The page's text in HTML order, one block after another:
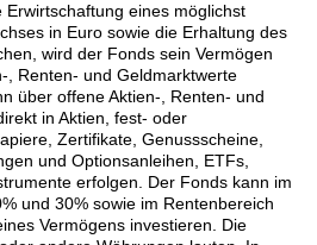
eines möglichst
in Euro sowie die Erhaltung des
wird der Fonds sein Vermögen
, Renten- und Geldmarktwerte
über offene Aktien-, Renten- und
in Aktien, fest- oder
Zertifikate, Genussscheine,
und Optionsanleihen, ETFs,
erfolgen. Der Fonds kann im
und 30% sowie im Rentenbereich
Vermögens investieren. Die